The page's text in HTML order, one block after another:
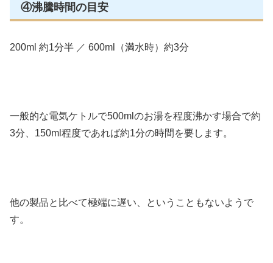
④沸騰時間の目安
200ml 約1分半 ／ 600ml（満水時）約3分
一般的な電気ケトルで500mlのお湯を程度沸かす場合で約
3分、150ml程度であれば約1分の時間を要します。
他の製品と比べて極端に遅い、ということもないようで
す。